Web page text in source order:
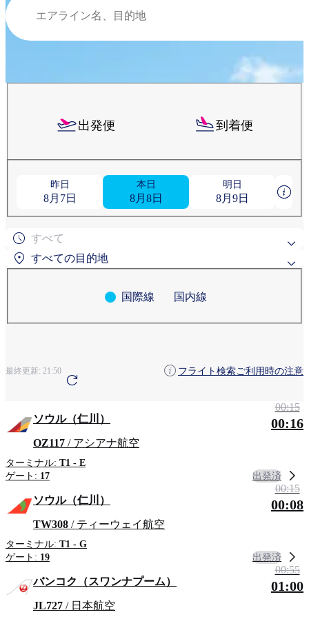
出発便 到着便
昨日
8月7日
本日
8月8日
明日
8月9日
すべて
すべての目的地
アンカレッジ青森
国際線 国内線
最終更新: 21:50 フライト検索ご利用時の注意
ソウル（仁川）
OZ117 / アシアナ航空
ターミナル: T1 - E
ゲート: 17
00:15
00:16
出発済
ソウル（仁川）
TW308 / ティーウェイ航空
ターミナル: T1 - G
ゲート: 19
00:15
00:08
出発済
バンコク（スワンナプーム）
JL727 / 日本航空
00:55
01:00